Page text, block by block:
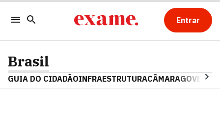
Entrar
Brasil
GUIA DO CIDADÃOINFRAESTRUTURACÂMARAGOVERNO